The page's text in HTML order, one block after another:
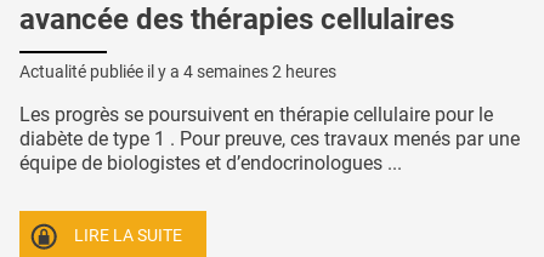
avancée des thérapies cellulaires
Actualité publiée il y a 4 semaines 2 heures
Les progrès se poursuivent en thérapie cellulaire pour le
diabète de type 1 . Pour preuve, ces travaux menés par une
équipe de biologistes et d’endocrinologues ...
LIRE LA SUITE